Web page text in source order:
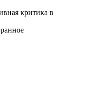
критика в